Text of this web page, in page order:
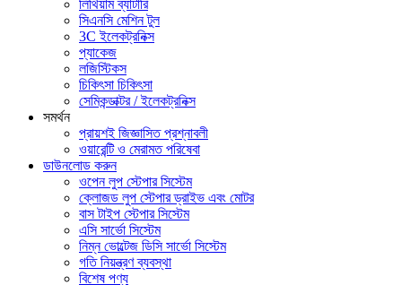
লিথিয়াম ব্যাটারি
সিএনসি মেশিন টুল
3C ইলেকট্রনিক্স
প্যাকেজ
লজিস্টিকস
চিকিৎসা চিকিৎসা
সেমিকন্ডাক্টর / ইলেকট্রনিক্স
সমর্থন
প্রায়শই জিজ্ঞাসিত প্রশ্নাবলী
ওয়ারেন্টি ও মেরামত পরিষেবা
ডাউনলোড করুন
ওপেন লুপ স্টেপার সিস্টেম
ক্লোজড লুপ স্টেপার ড্রাইভ এবং মোটর
বাস টাইপ স্টেপার সিস্টেম
এসি সার্ভো সিস্টেম
নিম্ন ভোল্টেজ ডিসি সার্ভো সিস্টেম
গতি নিয়ন্ত্রণ ব্যবস্থা
বিশেষ পণ্য